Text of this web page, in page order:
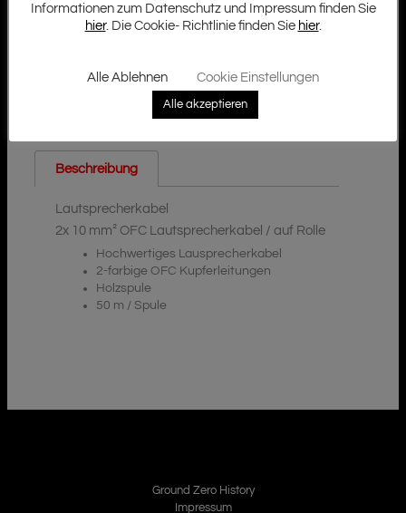
Beschreibung
Lautsprecherkabel
2x 10 mm² OFC Lautsprecherkabel / auf Rolle
Hochwertiges Lausprecherkabel
2-farbige OFC Kupferleitungen
Holzspule
50 m / Spule
Ground Zero History
Impressum
Informationen zum Datenschutz und Impressum finden Sie
hier. Die Cookie- Richtlinie finden Sie hier.
Alle Ablehnen Cookie Einstellungen
Alle akzeptieren